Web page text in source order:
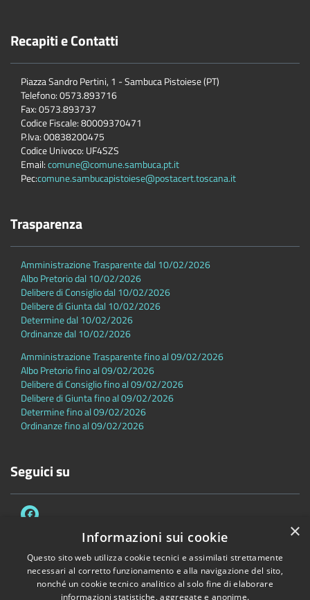
Recapiti e Contatti
Piazza Sandro Pertini, 1 - Sambuca Pistoiese (PT)
Telefono: 0573.893716
Fax: 0573.893737
Codice Fiscale: 80009370471
P.Iva: 00838200475
Codice Univoco: UF4SZS
Email:comune@comune.sambuca.pt.it
Pec:comune.sambucapistoiese@postacert.toscana.it
Trasparenza
Amministrazione Trasparente dal 10/02/2026
Albo Pretorio dal 10/02/2026
Delibere di Consiglio dal 10/02/2026
Delibere di Giunta dal 10/02/2026
Determine dal 10/02/2026
Ordinanze dal 10/02/2026
Amministrazione Trasparente fino al 09/02/2026
Albo Pretorio fino al 09/02/2026
Delibere di Consiglio fino al 09/02/2026
Delibere di Giunta fino al 09/02/2026
Determine fino al 09/02/2026
Ordinanze fino al 09/02/2026
Seguici su
Accessibilità Privacy Cookie
Mappa del sito
Dichiarazione di accessibilità
×
Informazioni sui cookie
Questo sito web utilizza cookie tecnici e assimilati strettamente
necessari al corretto funzionamento e alla navigazione del sito,
nonché un cookie tecnico analitico al solo fine di elaborare
informazioni statistiche, aggregate e anonime.